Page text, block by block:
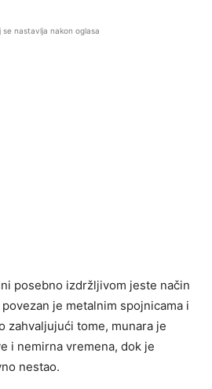
se nastavlja nakon oglasa
posebno izdržljivom jeste način
je metalnim spojnicama i
zahvaljujući tome, munara je
i nemirna vremena, dok je
nestao.